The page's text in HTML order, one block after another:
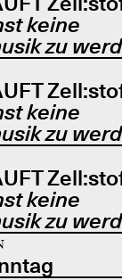
keine
zu
keine
zu
keine
zu